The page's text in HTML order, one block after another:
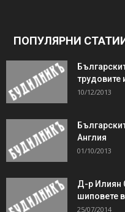
ПОПУЛЯРНИ
трудовите
10/12/2013
Англия
01/10/2013
Д-р Илиян
шиповете
25/07/2014